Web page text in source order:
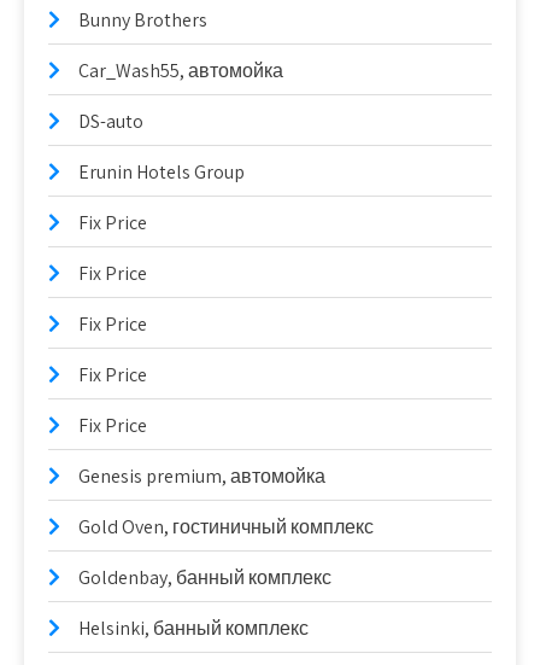
Bunny Brothers
Car_Wash55, автомойка
DS-auto
Erunin Hotels Group
Fix Price
Fix Price
Fix Price
Fix Price
Fix Price
Genesis premium, автомойка
Gold Oven, гостиничный комплекс
Goldenbay, банный комплекс
Helsinki, банный комплекс